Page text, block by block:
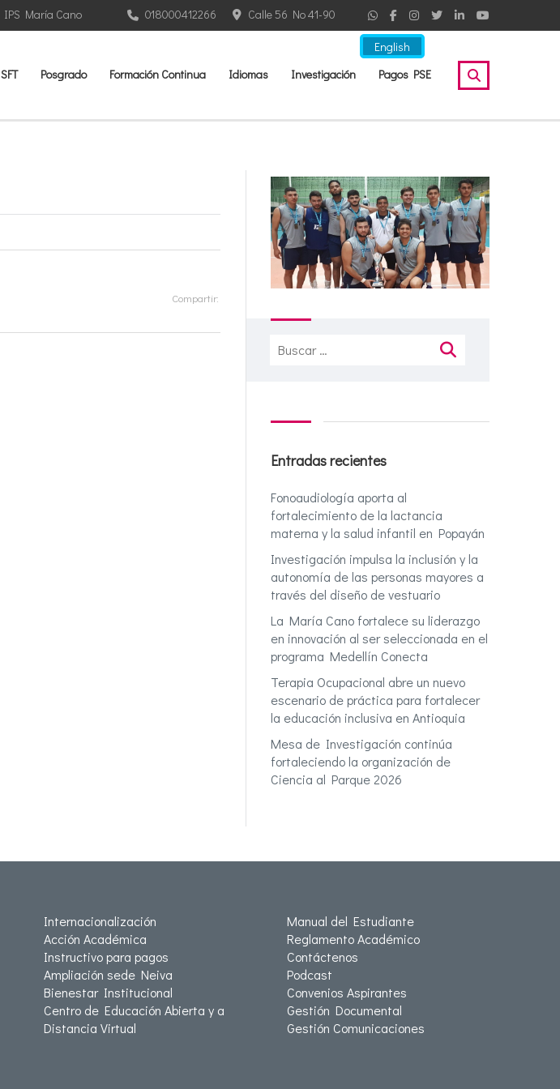
English
IPS María Cano Calle 56 No 41-90
018000412266
SFT Posgrado Formación Continua Idiomas Investigación Pagos PSE
Compartir:
Buscar:
Entradas recientes
Fonoaudiología aporta al
fortalecimiento de la lactancia
materna y la salud infantil en Popayán
Investigación impulsa la inclusión y la
autonomía de las personas mayores a
través del diseño de vestuario
La María Cano fortalece su liderazgo
en innovación al ser seleccionada en el
programa Medellín Conecta
Terapia Ocupacional abre un nuevo
escenario de práctica para fortalecer
la educación inclusiva en Antioquia
Mesa de Investigación continúa
fortaleciendo la organización de
Ciencia al Parque 2026
Internacionalización
Acción Académica
Instructivo para pagos
Ampliación sede Neiva
Bienestar Institucional
Centro de Educación Abierta y a
Distancia Virtual
Manual del Estudiante
Reglamento Académico
Contáctenos
Podcast
Convenios Aspirantes
Gestión Documental
Gestión Comunicaciones